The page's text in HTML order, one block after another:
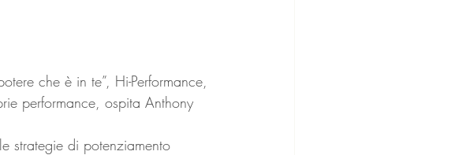
performance, ospita Anthony
strategie di potenziamento